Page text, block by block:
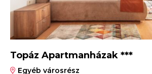
Topáz Apartmanházak ***
Egyéb városrész